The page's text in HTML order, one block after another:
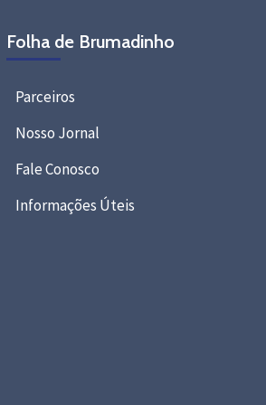
Folha de Brumadinho
Parceiros
Nosso Jornal
Fale Conosco
Informações Úteis